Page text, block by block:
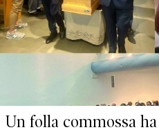
Un folla commossa